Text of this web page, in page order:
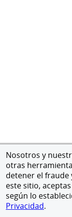
Nosotros y
otras
detener el
este sitio,
según lo
Privacidad.